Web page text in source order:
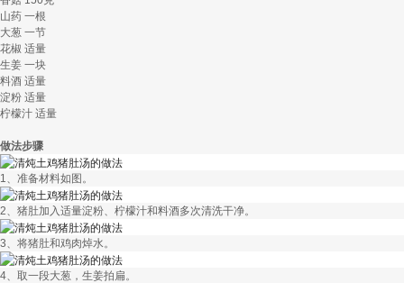
山药 一根
大葱 一节
花椒 适量
生姜 一块
料酒 适量
淀粉 适量
柠檬汁 适量
做法步骤
1、准备材料如图。
2、猪肚加入适量淀粉、柠檬汁和料酒多次清洗干净。
3、将猪肚和鸡肉焯水。
4、取一段大葱，生姜拍扁。